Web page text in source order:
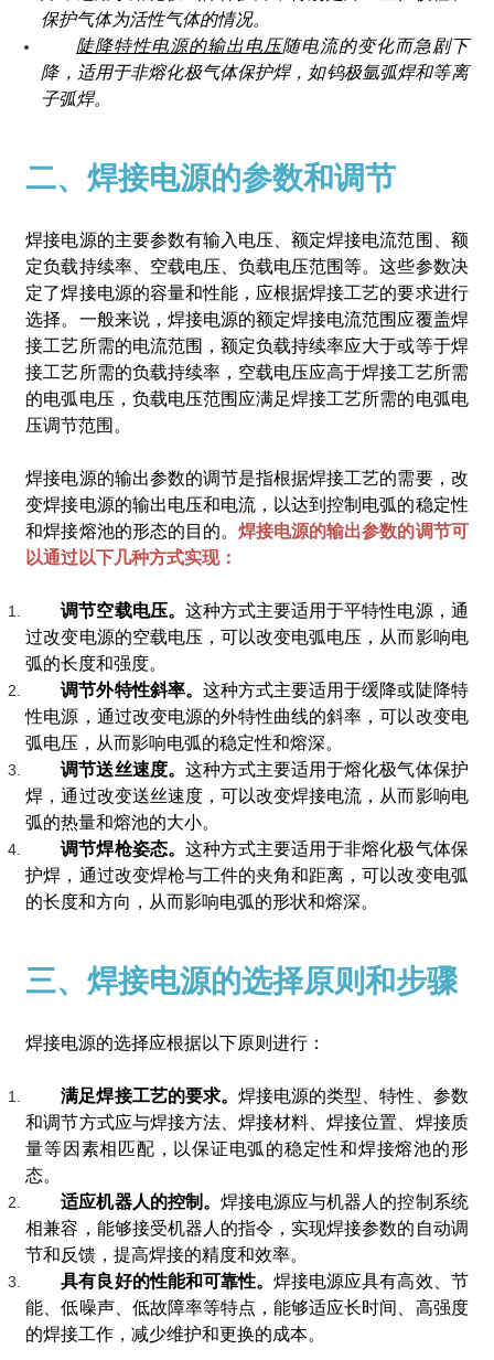
保护气体为活性气体的情况。
陡降特性电源的输出电压随电流的变化而急剧下
降，适用于非熔化极气体保护焊，如钨极氩弧焊和等离
子弧焊。
二、焊接电源的参数和调节
焊接电源的主要参数有输入电压、额定焊接电流范围、额
定负载持续率、空载电压、负载电压范围等。这些参数决
定了焊接电源的容量和性能，应根据焊接工艺的要求进行
选择。一般来说，焊接电源的额定焊接电流范围应覆盖焊
接工艺所需的电流范围，额定负载持续率应大于或等于焊
接工艺所需的负载持续率，空载电压应高于焊接工艺所需
的电弧电压，负载电压范围应满足焊接工艺所需的电弧电
压调节范围。
焊接电源的输出参数的调节是指根据焊接工艺的需要，改
变焊接电源的输出电压和电流，以达到控制电弧的稳定性
和焊接熔池的形态的目的。 焊接电源的输出参数的调节可
以通过以下几种方式实现：
调节空载电压。 这种方式主要适用于平特性电源，通
过改变电源的空载电压，可以改变电弧电压，从而影响电
弧的长度和强度。
调节外特性斜率。 这种方式主要适用于缓降或陡降特
性电源，通过改变电源的外特性曲线的斜率，可以改变电
弧电压，从而影响电弧的稳定性和熔深。
调节送丝速度。 这种方式主要适用于熔化极气体保护
焊，通过改变送丝速度，可以改变焊接电流，从而影响电
弧的热量和熔池的大小。
调节焊枪姿态。 这种方式主要适用于非熔化极气体保
护焊，通过改变焊枪与工件的夹角和距离，可以改变电弧
的长度和方向，从而影响电弧的形状和熔深。
三、焊接电源的选择原则和步骤
焊接电源的选择应根据以下原则进行：
满足焊接工艺的要求。 焊接电源的类型、特性、参数
和调节方式应与焊接方法、焊接材料、焊接位置、焊接质
量等因素相匹配，以保证电弧的稳定性和焊接熔池的形
态。
适应机器人的控制。 焊接电源应与机器人的控制系统
相兼容，能够接受机器人的指令，实现焊接参数的自动调
节和反馈，提高焊接的精度和效率。
具有良好的性能和可靠性。焊接电源应具有高效、节
能、低噪声、低故障率等特点，能够适应长时间、高强度
的焊接工作，减少维护和更换的成本。